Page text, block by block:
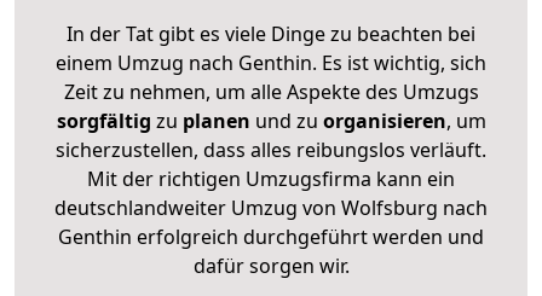
In der Tat gibt es viele Dinge zu beachten bei
einem Umzug nach Genthin. Es ist wichtig, sich
Zeit zu nehmen, um alle Aspekte des Umzugs
sorgfältig zu planen und zu organisieren, um
sicherzustellen, dass alles reibungslos verläuft.
Mit der richtigen Umzugsfirma kann ein
deutschlandweiter Umzug von Wolfsburg nach
Genthin erfolgreich durchgeführt werden und
dafür sorgen wir.